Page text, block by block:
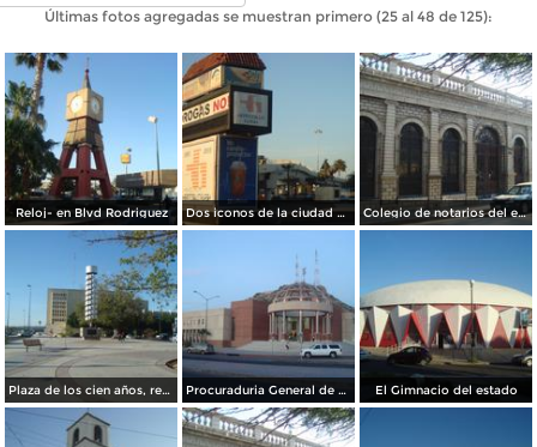
Últimas fotos agregadas se muestran primero (25 al 48 de 125):
Reloj- en Blvd Rodriguez Dos iconos de la ciudad Hillo-Flash y el conquistador de Anda Colegio de notarios del estado de sonora
Plaza de los cien años, renovada Procuraduria General de Justicia del estado El Gimnacio del estado